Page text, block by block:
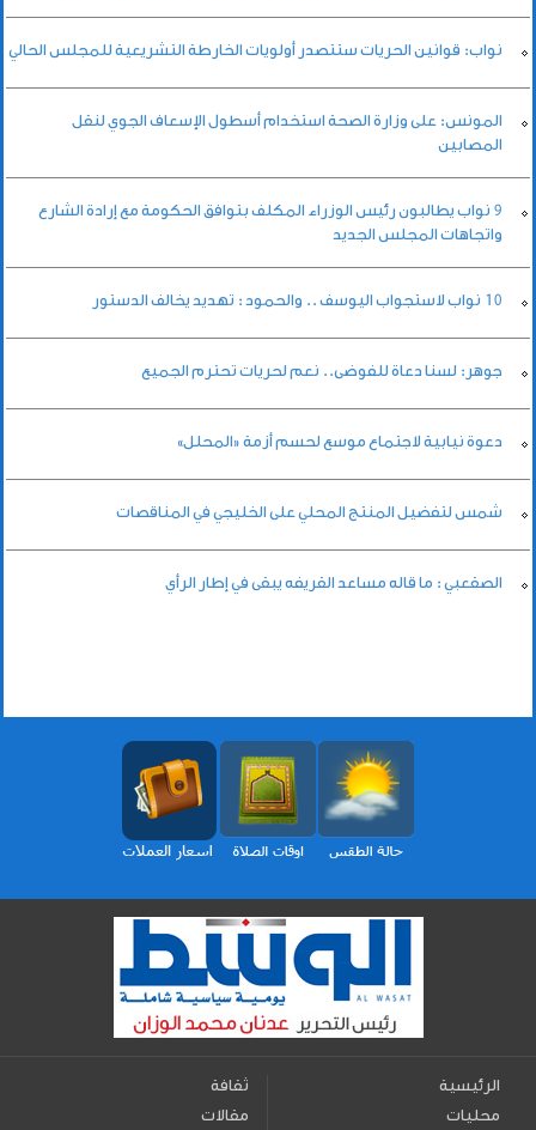
نواب: قوانين الحريات ستتصدر أولويات الخارطة التشريعية للمجلس الحالي
المونس: على وزارة الصحة استخدام أسطول الإسعاف الجوي لنقل
المصابين
9 نواب يطالبون رئيس الوزراء المكلف بتوافق الحكومة مع إرادة الشارع
واتجاهات المجلس الجديد
10 نواب لاستجواب اليوسف .. والحمود : تهديد يخالف الدستور
جوهر: لسنا دعاة للفوضى.. نعم لحريات تحترم الجميع
دعوة نيابية لاجتماع موسع لحسم أزمة «المحلل»
شمس لتفضيل المنتج المحلي على الخليجي في المناقصات
الصقعبي : ما قاله مساعد القريفه يبقى في إطار الرأي
الرئيسية
محليات
ثقافة
مقالات